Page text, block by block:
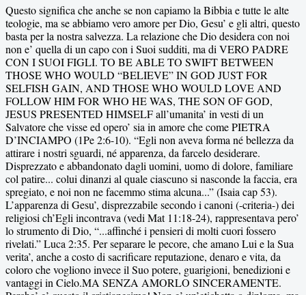
Questo significa che anche se non capiamo la Bibbia e tutte le alte
teologie, ma se abbiamo vero amore per Dio, Gesu’ e gli altri, questo
basta per la nostra salvezza. La relazione che Dio desidera con noi
non e’ quella di un capo con i Suoi sudditi, ma di VERO PADRE
CON I SUOI FIGLI. TO BE ABLE TO SWIFT BETWEEN
THOSE WHO WOULD “BELIEVE” IN GOD JUST FOR
SELFISH GAIN, AND THOSE WHO WOULD LOVE AND
FOLLOW HIM FOR WHO HE WAS, THE SON OF GOD,
JESUS PRESENTED HIMSELF all’umanita’ in vesti di un
Salvatore che visse ed opero’ sia in amore che come PIETRA
D’INCIAMPO (1Pe 2:6-10). “Egli non aveva forma né bellezza da
attirare i nostri sguardi, né apparenza, da farcelo desiderare.
Disprezzato e abbandonato dagli uomini, uomo di dolore, familiare
col patire... colui dinanzi al quale ciascuno si nasconde la faccia, era
spregiato, e noi non ne facemmo stima alcuna...” (Isaia cap 53).
L’apparenza di Gesu’, disprezzabile secondo i canoni (-criteria-) dei
religiosi ch’Egli incontrava (vedi Mat 11:18-24), rappresentava pero’
lo strumento di Dio, “...affinché i pensieri di molti cuori fossero
rivelati.” Luca 2:35. Per separare le pecore, che amano Lui e la Sua
verita’, anche a costo di sacrificare reputazione, denaro e vita, da
coloro che vogliono invece il Suo potere, guarigioni, benedizioni e
vantaggi in Cielo.MA SENZA AMORLO SINCERAMENTE.